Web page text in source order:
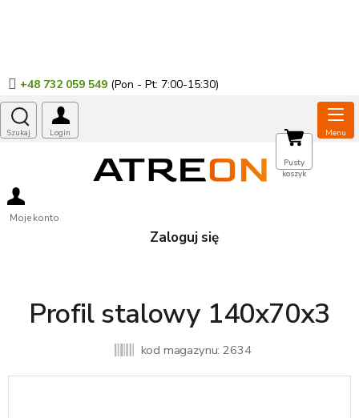
+48 732 059 549
Moje konto
Zaloguj się
KOSZYK
Pusty
koszyk
Profil stalowy 140x70x3
kod magazynu: 2634